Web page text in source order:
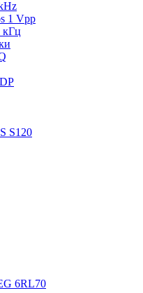
1 Vpp
кГц
S120
6RL70